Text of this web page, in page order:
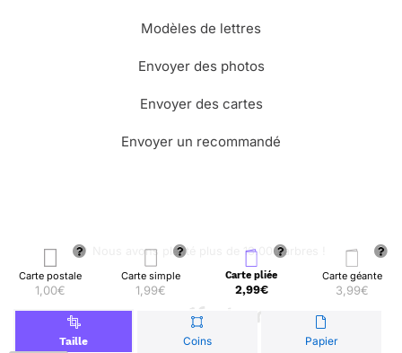
Carte postale
1,00€
Carte simple
1,99€
Carte pliée
2,99€
Carte géante
3,99€
Taille Coins Papier
Modèles de lettres
Envoyer des photos
Envoyer des cartes
Envoyer un recommandé
🌳 Nous avons planté plus de 13.000 arbres !
© Merci Facteur